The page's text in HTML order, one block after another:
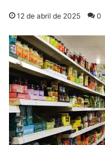
12 de abril de 2025 0